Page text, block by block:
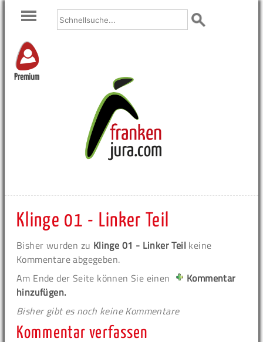
Premium
Klinge 01 - Linker Teil
Bisher wurden zu Klinge 01 - Linker Teil keine
Kommentare abgegeben.
Am Ende der Seite können Sie einen
Kommentar
hinzufügen.
Bisher gibt es noch keine Kommentare
Kommentar verfassen